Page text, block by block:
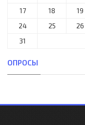
17
18 19
24
25 26
31
ОПРОСЫ